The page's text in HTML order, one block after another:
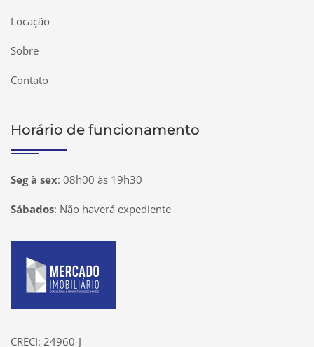
Locação
Sobre
Contato
Horário de funcionamento
Seg à sex: 08h00 às 19h30
Sábados: Não haverá expediente
CRECI: 24960-J